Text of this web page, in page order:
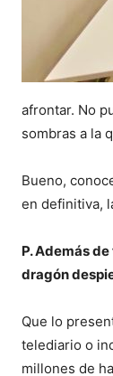
afrontar. No
sombras a la
Bueno,
en definitiva,
P. Además
dragón
Que lo
telediario o
millones de